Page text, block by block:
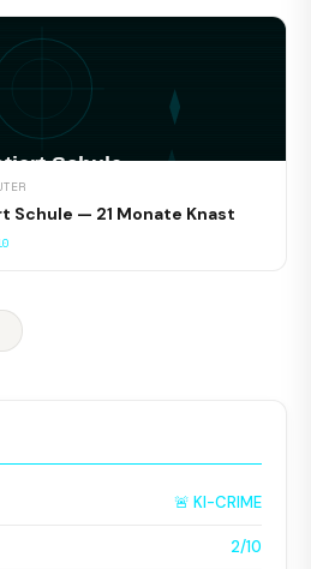
Schule — 21 Monate Knast
🚨 KI-CRIME
2/10